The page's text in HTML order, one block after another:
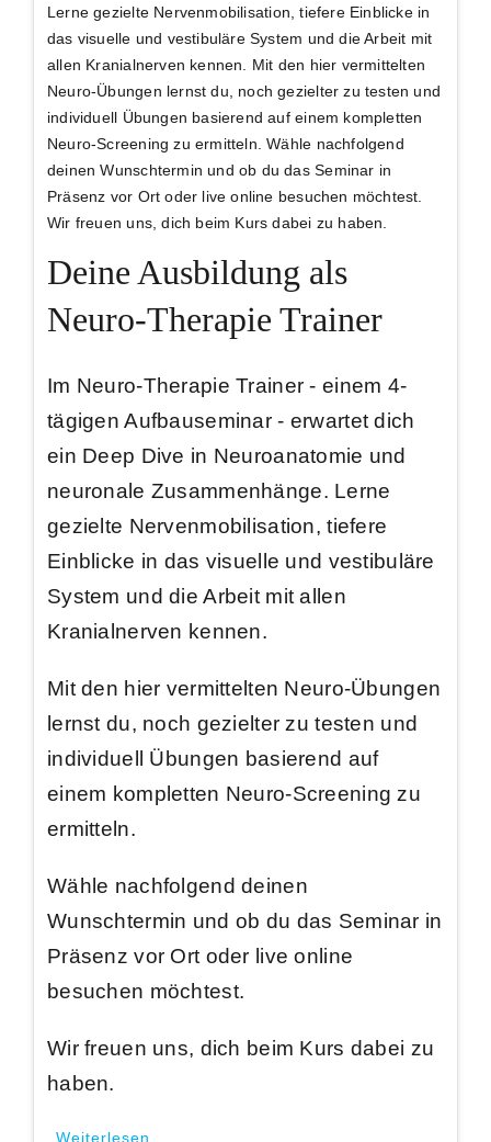
Lerne gezielte Nervenmobilisation, tiefere Einblicke in
das visuelle und vestibuläre System und die Arbeit mit
allen Kranialnerven kennen. Mit den hier vermittelten
Neuro-Übungen lernst du, noch gezielter zu testen und
individuell Übungen basierend auf einem kompletten
Neuro-Screening zu ermitteln. Wähle nachfolgend
deinen Wunschtermin und ob du das Seminar in
Präsenz vor Ort oder live online besuchen möchtest.
Wir freuen uns, dich beim Kurs dabei zu haben.
Deine Ausbildung als
Neuro-Therapie Trainer
Im Neuro-Therapie Trainer - einem 4-
tägigen Aufbauseminar - erwartet dich
ein Deep Dive in Neuroanatomie und
neuronale Zusammenhänge. Lerne
gezielte Nervenmobilisation, tiefere
Einblicke in das visuelle und vestibuläre
System und die Arbeit mitallen
Kranialnerven kennen.
Mit den hier vermittelten Neuro-Übungen
lernst du, noch gezielter zu testen und
individuell Übungen basierend auf
einem kompletten Neuro-Screening zu
ermitteln.
Wähle nachfolgend deinen
Wunschtermin und ob du das Seminar in
Präsenz vor Ort oder live online
besuchen möchtest.
Wir freuen uns, dich beim Kurs dabei zu
haben.
Weiterlesen